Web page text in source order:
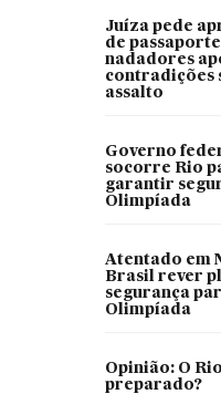
Juíza pede
de
nadadores
contradições
assalto
Governo
socorre Rio
garantir
Olimpíada
Atentado em
Brasil rever
segurança
Olimpíada
Opinião: O
preparado?